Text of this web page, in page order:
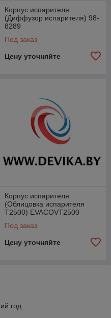
Корпус испарителя
(Диффузор испарителя) 98-
8289
Под заказ
Цену уточняйте
Корпус испарителя
(Облицовка испарителя
Т2500) EVACOVT2500
Под заказ
Цену уточняйте
год